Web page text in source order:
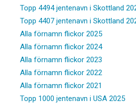
Topp 4494 jentenavn i Skottland
Topp 4407 jentenavn i Skottland
Alla förnamn flickor 2025
Alla förnamn flickor 2024
Alla förnamn flickor 2023
Alla förnamn flickor 2022
Alla förnamn flickor 2021
Topp 1000 jentenavn i USA 2025